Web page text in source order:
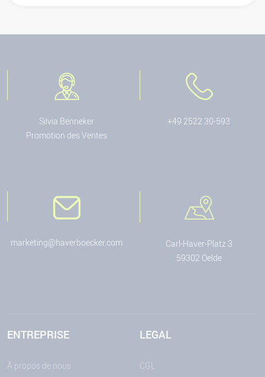
Silvia Benneker
Promotion des Ventes
+49 2522 30-593
marketing@haverboecker.com
Carl-Haver-Platz 3
59302 Oelde
ENTREPRISE
À propos de nous
LEGAL
CGL